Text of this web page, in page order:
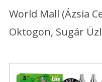
World Mall (Ázsia
Oktogon, Sugár